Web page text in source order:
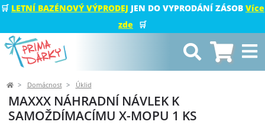
🛒 LETNÍ BAZÉNOVÝ VÝPRODEJ JEN DO VYPRODÁNÍ ZÁSOB Více
zde
🛒
Domácnost Úklid
MAXXX NÁHRADNÍ NÁVLEK K
SAMOŽDÍMACÍMU X-MOPU 1 KS